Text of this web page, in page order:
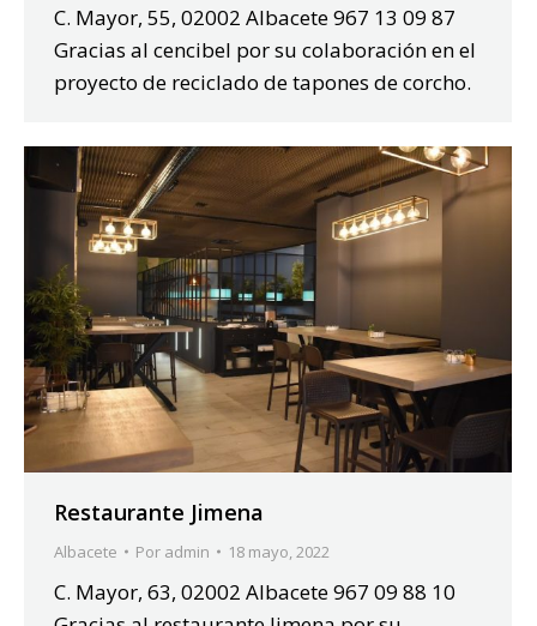
C. Mayor, 55, 02002 Albacete 967 13 09 87
Gracias al cencibel por su colaboración en el
proyecto de reciclado de tapones de corcho.
Restaurante Jimena
Albacete Por admin 18 mayo, 2022
C. Mayor, 63, 02002 Albacete 967 09 88 10